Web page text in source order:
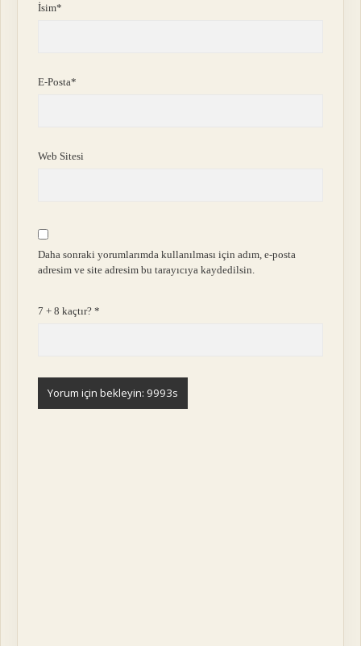
İsim*
E-Posta*
Web Sitesi
Daha sonraki yorumlarımda kullanılması için adım, e-posta
adresim ve site adresim bu tarayıcıya kaydedilsin.
7 + 8 kaçtır?*